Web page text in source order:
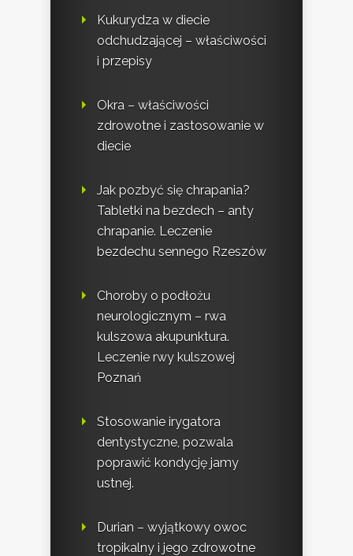
Kukurydza w diecie
odchudzającej – właściwości
i przepisy
Okra – właściwości
zdrowotne i zastosowanie w
diecie
Jak pozbyć się chrapania?
Tabletki na bezdech – anty
chrapanie. Leczenie
bezdechu sennego Rzeszów
Choroby o podłożu
neurologicznym – rwa
kulszowa akupunktura.
Leczenie rwy kulszowej
Poznań
Stosowanie irygatora
dentystyczne, pozwala
poprawić kondycję jamy
ustnej.
Durian – wyjątkowy owoc
tropikalny i jego zdrowotne